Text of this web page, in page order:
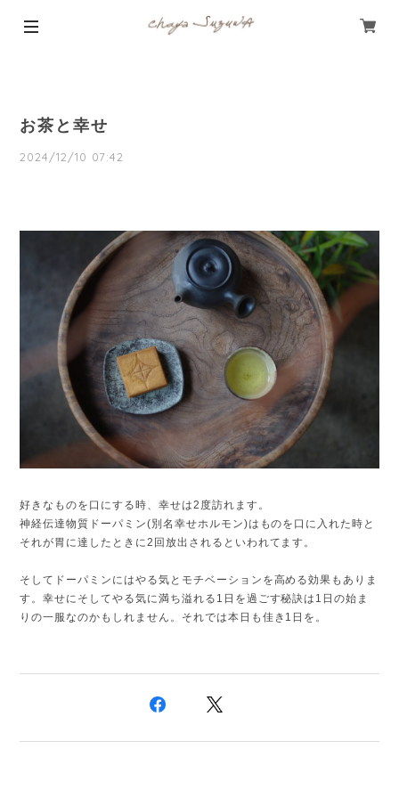
お茶と幸せ
2024/12/10 07:42
好きなものを口にする時、幸せは2度訪れます。
神経伝達物質ドーパミン(別名幸せホルモン)はものを口に入れた時と
それが胃に達したときに2回放出されるといわれてます。
そしてドーパミンにはやる気とモチベーションを高める効果もありま
す。幸せにそしてやる気に満ち溢れる1日を過ごす秘訣は1日の始ま
りの一服なのかもしれません。それでは本日も佳き1日を。